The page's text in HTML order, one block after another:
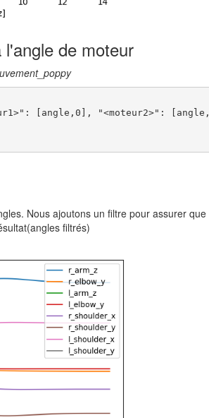
de moteur
[angle,0], "<moteur2>":
Nous ajoutons un filtre pour assurer
filtrés)